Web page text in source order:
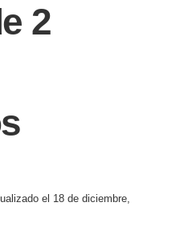
2
el 18 de diciembre,